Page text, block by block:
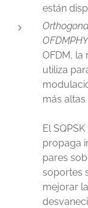
están
OFDM,
utiliza
más
El
propaga
pares
soportes
mejorar